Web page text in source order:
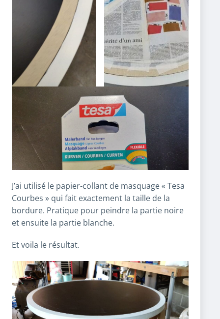
J’ai utilisé le papier-collant de masquage « Tesa
Courbes » qui fait exactement la taille de la
bordure. Pratique pour peindre la partie noire
et ensuite la partie blanche.
Et voila le résultat.